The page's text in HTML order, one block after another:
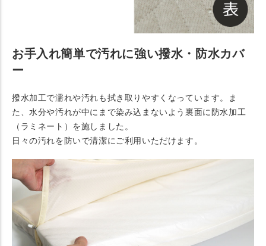
お手入れ簡単で汚れに強い撥水・防水カバ
ー
撥水加工で濡れや汚れも拭き取りやすくなっています。ま
た、水分や汚れが中にまで染み込まないよう裏面に防水加工
（ラミネート）を施しました。
日々の汚れを防いで清潔にご利用いただけます。